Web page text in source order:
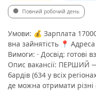
Повний робочий день
Умови: 💰 Зарплата
вна зайнятість 📍
Вимоги: · Досвід: готові
Опис вакансії: ПЕРШИЙ
бардів (634 у всіх
де можна отримати різні